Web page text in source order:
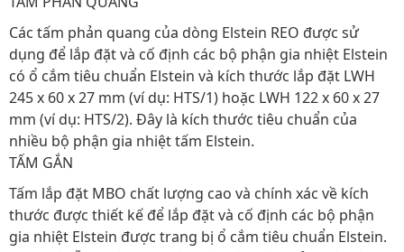
Các tấm phản quang của dòng Elstein REO được sử
dụng để lắp đặt và cố định các bộ phận gia nhiệt Elstein
có ổ cắm tiêu chuẩn Elstein và kích thước lắp đặt LWH
245 x 60 x 27 mm (ví dụ: HTS/1) hoặc LWH 122 x 60 x 27
mm (ví dụ: HTS/2). Đây là kích thước tiêu chuẩn của
nhiều bộ phận gia nhiệt tấm Elstein.
TẤM GẮN
Tấm lắp đặt MBO chất lượng cao và chính xác về kích
thước được thiết kế để lắp đặt và cố định các bộ phận
gia nhiệt Elstein được trang bị ổ cắm tiêu chuẩn Elstein.